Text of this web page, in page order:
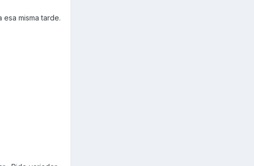
misma tarde.